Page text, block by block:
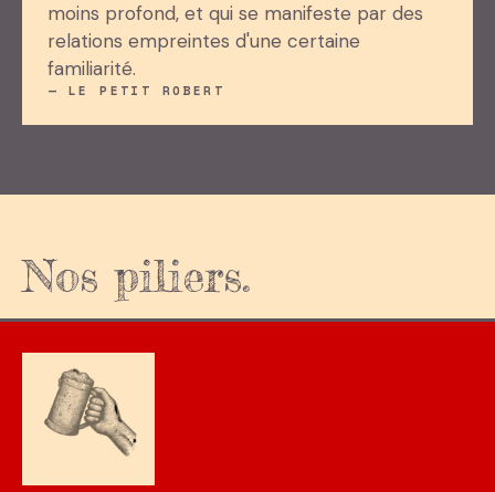
moins profond, et qui se manifeste par des
relations empreintes d'une certaine
familiarité.
— LE PETIT ROBERT
Nos piliers.